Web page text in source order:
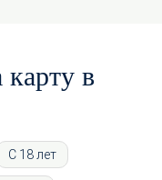
карту в
С 18 лет